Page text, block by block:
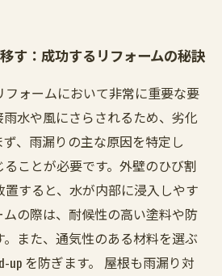
す：成功するリフォームの秘訣
ォームにおいて非常に重要な要
水や風にさらされるため、劣化
、雨漏りの主な原因を特定し
ことが必要です。外壁のひび割
すると、水が内部に浸入しやす
ムの際は、耐候性の高い塗料や防
また、通気性のある材料を選ぶ
up を防ぎます。 屋根も雨漏り対